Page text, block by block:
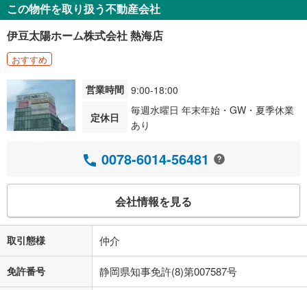
この物件を取り扱う不動産会社
伊豆太陽ホーム株式会社 熱海店
おすすめ
営業時間 9:00-18:00
定休日
毎週水曜日 年末年始・GW・夏季休業
あり
0078-6014-56481
会社情報を見る
取引態様 仲介
免許番号 静岡県知事免許(8)第007587号